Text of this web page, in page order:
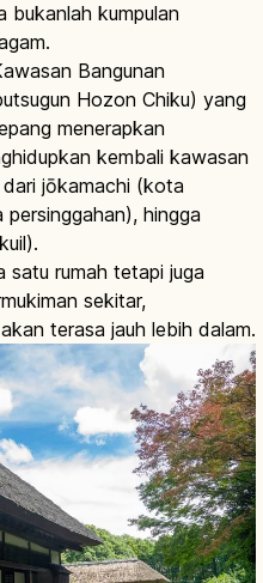
bukanlah kumpulan
Bangunan
Hozon Chiku) yang
menerapkan
kembali kawasan
jōkamachi (kota
hingga
rumah tetapi juga
sekitar,
terasa jauh lebih dalam.